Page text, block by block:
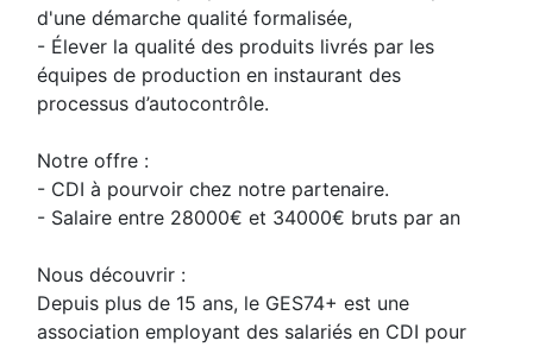
d'une démarche qualité formalisée,
- Élever la qualité des produits livrés par les
équipes de production en instaurant des
processus d’autocontrôle.
Notre offre :
- CDI à pourvoir chez notre partenaire.
- Salaire entre 28000€ et 34000€ bruts par an
Nous découvrir :
Depuis plus de 15 ans, le GES74+ est une
association employant des salariés en CDI pour